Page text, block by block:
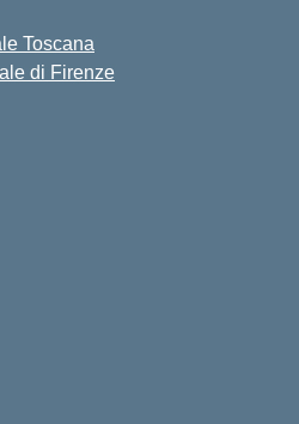
Toscana
di Firenze